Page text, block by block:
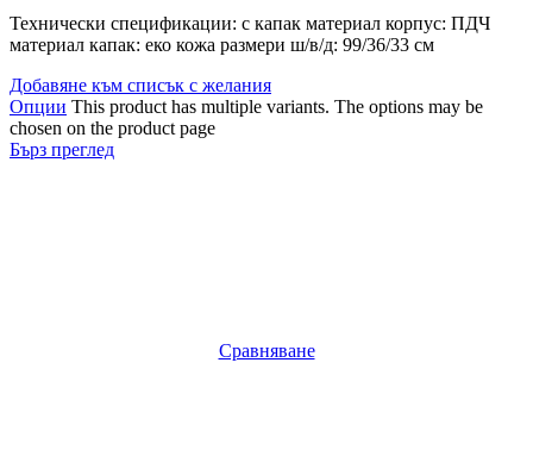
Технически спецификации: с капак материал корпус: ПДЧ
материал капак: еко кожа размери ш/в/д: 99/36/33 см
Добавяне към списък с желания
Опции This product has multiple variants. The options may be
chosen on the product page
Бърз преглед
Сравняване